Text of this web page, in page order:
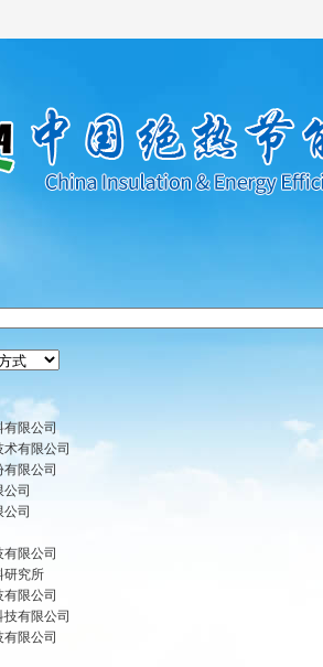
有限公司
术有限公司
有限公司
司
公司
有限公司
研究所
有限公司
技有限公司
有限公司